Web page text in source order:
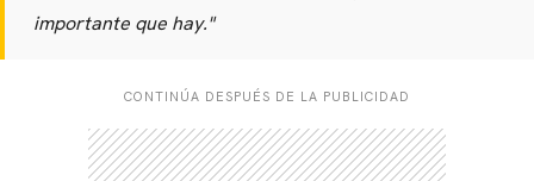
importante que hay."
CONTINÚA DESPUÉS DE LA PUBLICIDAD